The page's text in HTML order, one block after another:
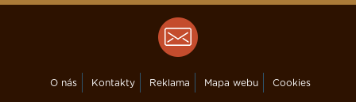
O nás Kontakty Reklama Mapa webu Cookies